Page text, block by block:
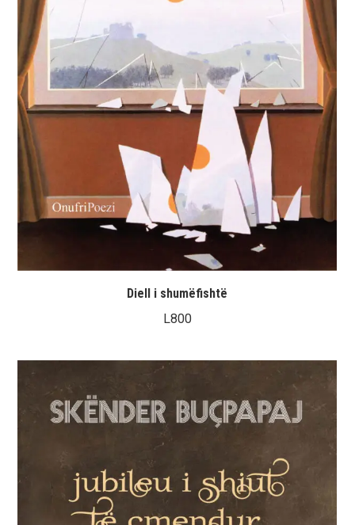
Diell i shumëfishtë
L800